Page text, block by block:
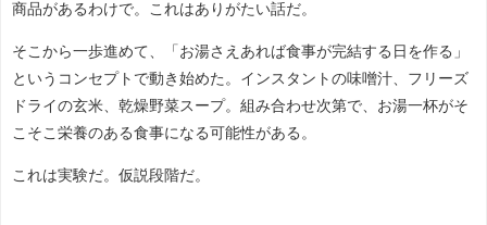
商品があるわけで。これはありがたい話だ。
そこから一歩進めて、「お湯さえあれば食事が完結する日を作る」
というコンセプトで動き始めた。インスタントの味噌汁、フリーズ
ドライの玄米、乾燥野菜スープ。組み合わせ次第で、お湯一杯がそ
こそこ栄養のある食事になる可能性がある。
これは実験だ。仮説段階だ。